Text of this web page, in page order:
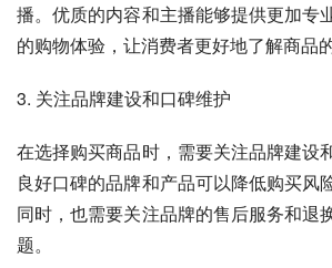
播。优质的内容和主播能够提供更加专
的购物体验，让消费者更好地了解商品
3. 关注品牌建设和口碑维护
在选择购买商品时，需要关注品牌建设
良好口碑的品牌和产品可以降低购买风
同时，也需要关注品牌的售后服务和退
题。